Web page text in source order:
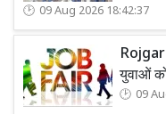
09 Aug 2026 18:42:37
Rojgar
युवाओं
09